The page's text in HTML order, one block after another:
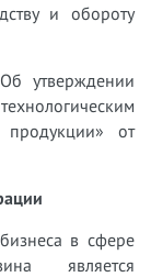
и обороту
утверждении
продукции» от
в сфере
является